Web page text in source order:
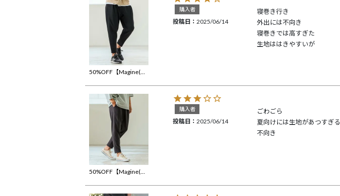
50%OFF【Magine(マージン)】Tricot Mesh Darts Design Tapered Pants テーパードパンツ(MGN-251-017)
購入者
投稿日 2025/06/14
寝巻き行き
外出には不向き
寝巻きでは高すぎた
生地ははきやすいが
50%OFF【Magine(マージン)】Seersucker Two Tuck Design Tapered Pants ツータックパンツ(MGN-251-023)
購入者
投稿日 2025/06/14
ごわごら
夏向けには生地があつすぎる
不向き